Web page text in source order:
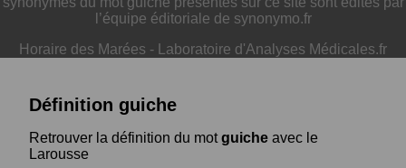
l’équipe éditoriale de synonymo.fr
Horaire des Marées - Laboratoire d'Analyses Médicales.fr
Définition guiche
Retrouver la définition du motguiche avec le
Larousse